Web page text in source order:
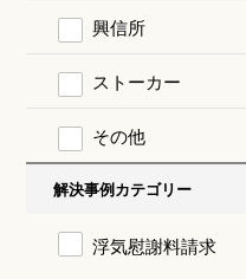
興信所
ストーカー
その他
解決事例カテゴリー
浮気慰謝料請求